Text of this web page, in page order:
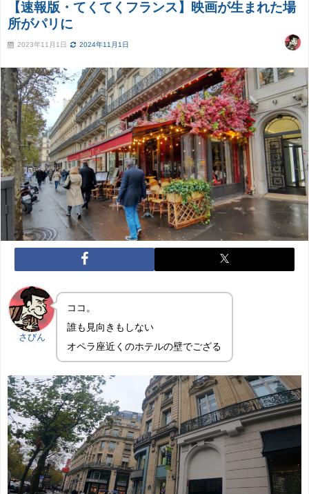
【速報版・てくてくフランス】映画が生まれた場
所がパリに
2023年11月1日 2024年11月1日
さびん
ココ。
誰も見向きもしない
オペラ座近くのホテルの壁でござる